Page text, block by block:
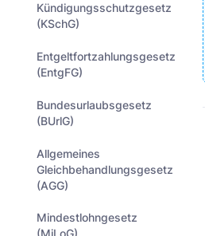
Kündigungsschutzgesetz
(KSchG)
Entgeltfortzahlungsgesetz
(EntgFG)
Bundesurlaubsgesetz
(BUrlG)
Allgemeines
Gleichbehandlungsgesetz
(AGG)
Mindestlohngesetz